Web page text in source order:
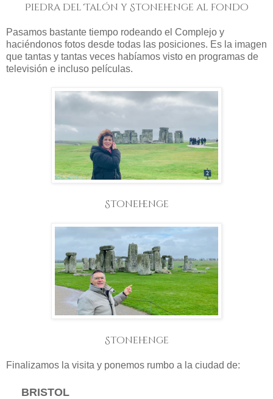
Piedra del Talón y Stonehenge al fondo
Pasamos bastante tiempo rodeando el Complejo y
haciéndonos fotos desde todas las posiciones. Es la imagen
que tantas y tantas veces habíamos visto en programas de
televisión e incluso películas.
Stonehenge
Stonehenge
Finalizamos la visita y ponemos rumbo a la ciudad de:
BRISTOL